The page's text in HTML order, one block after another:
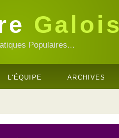
Galois
Populaires...
L'ÉQUIPE ARCHIVES